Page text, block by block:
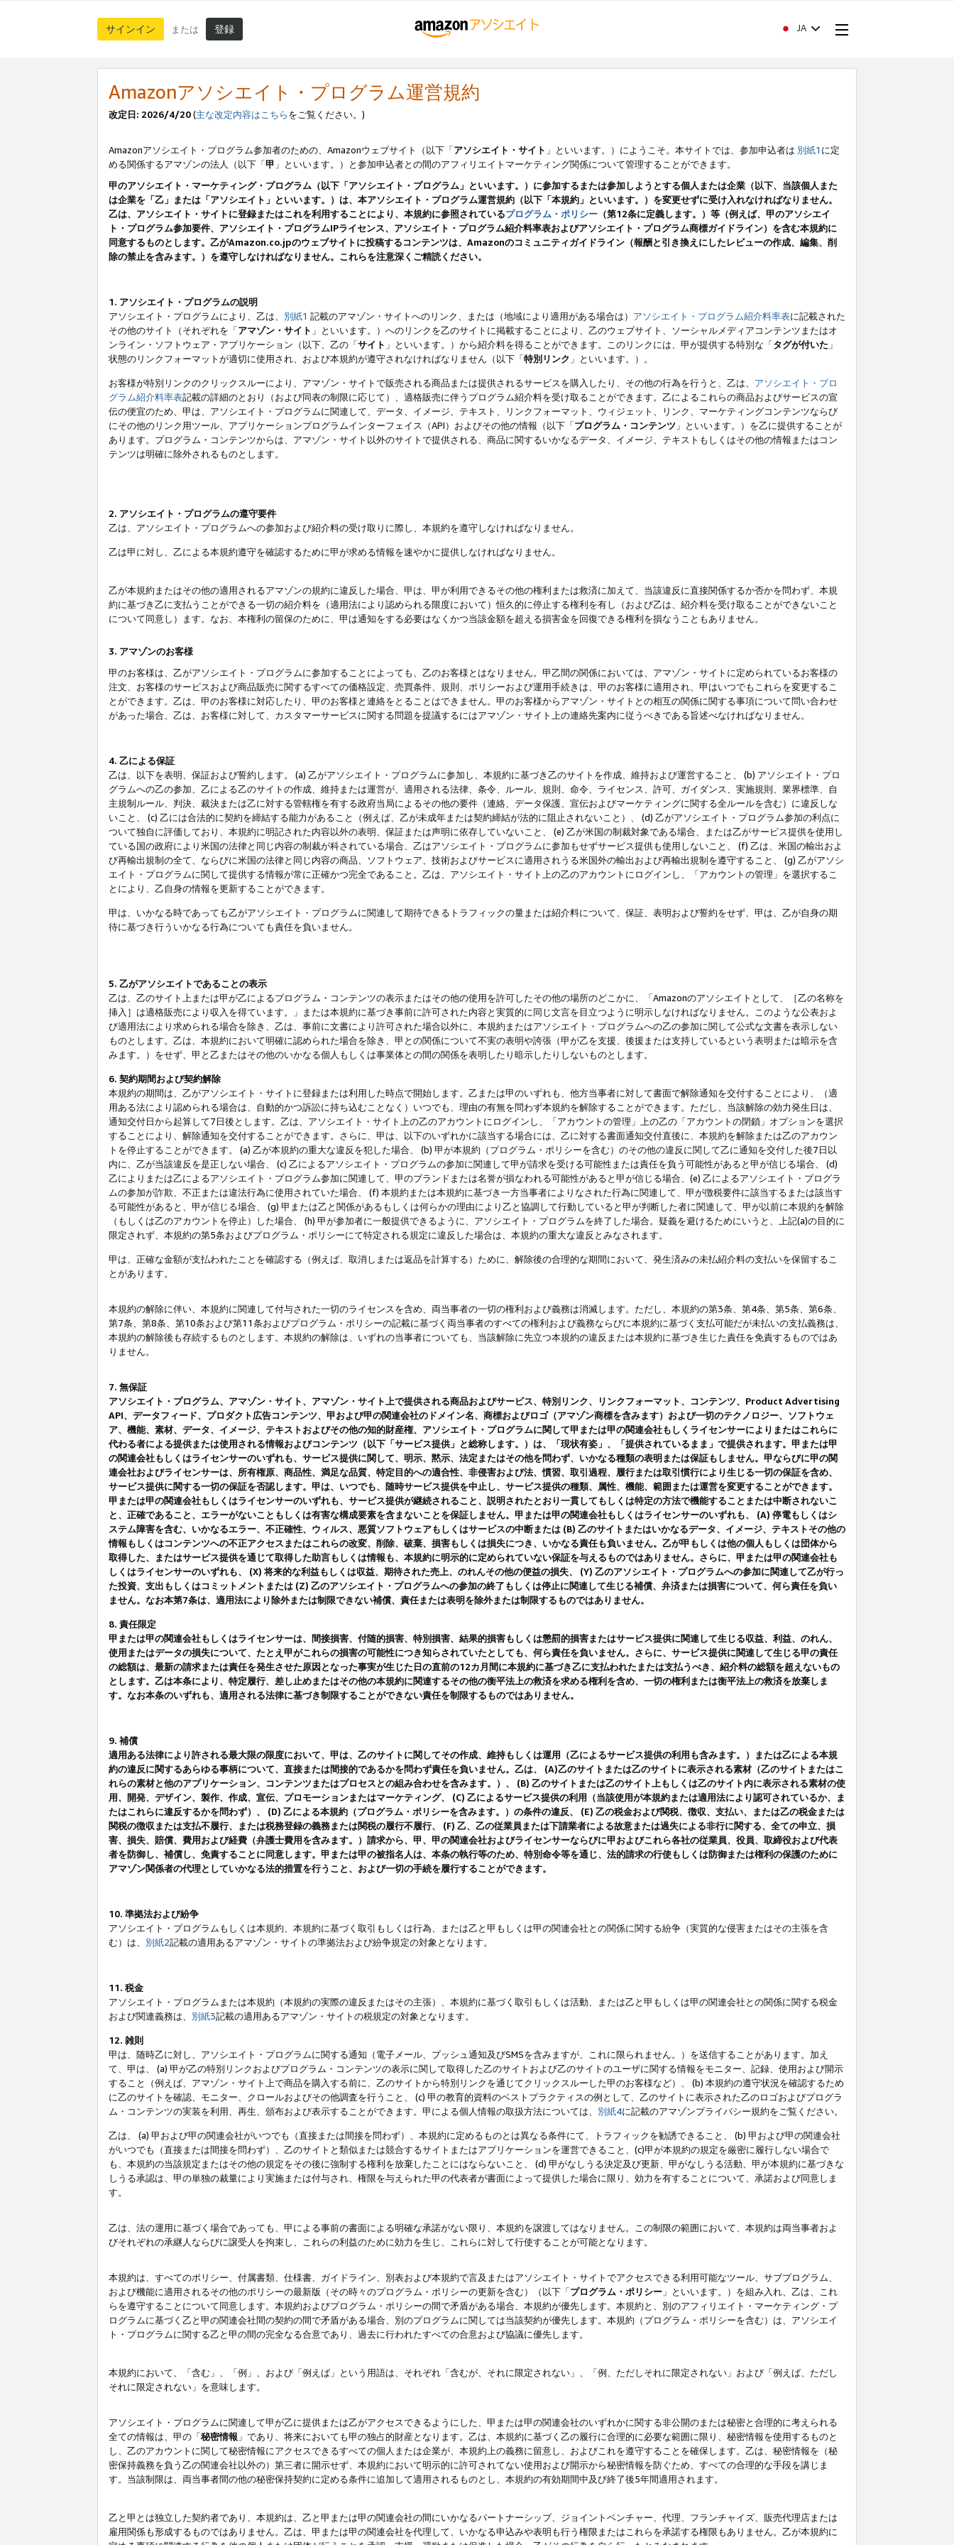
サインイン または 登録 JA
Amazonアソシエイト・プログラム運営規約
改定日: 2026/4/20(主な改定内容はこちらをご覧ください。)
Amazonアソシエイト・プログラム参加者のための、Amazonウェブサイト（以下「アソシエイト・サイト 」といいます。）にようこそ。本サイトでは、参加申込者は 別紙1 に定
める関係するアマゾンの法人（以下「甲 」といいます。）と参加申込者との間のアフィリエイトマーケティング関係について管理することができます。
甲のアソシエイト・マーケティング・プログラム（以下「アソシエイト・プログラム」といいます。）に参加するまたは参加しようとする個人または企業（以下、当該個人また
は企業を「乙」または「アソシエイト」といいます。）は、本アソシエイト・プログラム運営規約（以下「本規約」といいます。）を変更せずに受け入れなければなりません。
乙は、アソシエイト・サイトに登録またはこれを利用することにより、本規約に参照されているプログラム・ポリシー （第12条に定義します。）等（例えば、甲のアソシエイ
ト・プログラム参加要件、アソシエイト・プログラムIPライセンス、アソシエイト・プログラム紹介料率表およびアソシエイト・プログラム商標ガイドライン）を含む本規約に
同意するものとします。乙がAmazon.co.jpのウェブサイトに投稿するコンテンツは、Amazonのコミュニティガイドライン（報酬と引き換えにしたレビューの作成、編集、削
除の禁止を含みます。）を遵守しなければなりません。これらを注意深くご精読ください。
1. アソシエイト・プログラムの説明
アソシエイト・プログラムにより、乙は、 別紙1 記載のアマゾン・サイトへのリンク、または（地域により適用がある場合は） アソシエイト・プログラム紹介料率表に記載された
その他のサイト（それぞれを「アマゾン・サイト 」といいます。）へのリンクを乙のサイトに掲載することにより、乙のウェブサイト、ソーシャルメディアコンテンツまたはオ
ンライン・ソフトウェア・アプリケーション（以下、乙の「サイト 」といいます。）から紹介料を得ることができます。このリンクには、甲が提供する特別な「タグが付いた 」
状態のリンクフォーマットが適切に使用され、および本規約が遵守されなければなりません（以下「特別リンク 」といいます。）。
お客様が特別リンクのクリックスルーにより、アマゾン・サイトで販売される商品または提供されるサービスを購入したり、その他の行為を行うと、乙は、 アソシエイト・プロ
グラム紹介料率表記載の詳細のとおり（および同表の制限に応じて）、適格販売に伴うプログラム紹介料を受け取ることができます。乙によるこれらの商品およびサービスの宣
伝の便宜のため、甲は、アソシエイト・プログラムに関連して、データ、イメージ、テキスト、リンクフォーマット、ウィジェット、リンク、マーケティングコンテンツならび
にその他のリンク用ツール、アプリケーションプログラムインターフェイス（API）およびその他の情報（以下「プログラム・コンテンツ 」といいます。）を乙に提供することが
あります。プログラム・コンテンツからは、アマゾン・サイト以外のサイトで提供される、商品に関するいかなるデータ、イメージ、テキストもしくはその他の情報またはコン
テンツは明確に除外されるものとします。
2. アソシエイト・プログラムの遵守要件
乙は、アソシエイト・プログラムへの参加および紹介料の受け取りに際し、本規約を遵守しなければなりません。
乙は甲に対し、乙による本規約遵守を確認するために甲が求める情報を速やかに提供しなければなりません。
乙が本規約またはその他の適用されるアマゾンの規約に違反した場合、甲は、甲が利用できるその他の権利または救済に加えて、当該違反に直接関係するか否かを問わず、本規
約に基づき乙に支払うことができる一切の紹介料を（適用法により認められる限度において）恒久的に停止する権利を有し（および乙は、紹介料を受け取ることができないこと
について同意し）ます。なお、本権利の留保のために、甲は通知をする必要はなくかつ当該金額を超える損害金を回復できる権利を損なうこともありません。
3. アマゾンのお客様
甲のお客様は、乙がアソシエイト・プログラムに参加することによっても、乙のお客様とはなりません。甲乙間の関係においては、アマゾン・サイトに定められているお客様の
注文、お客様のサービスおよび商品販売に関するすべての価格設定、売買条件、規則、ポリシーおよび運用手続きは、甲のお客様に適用され、甲はいつでもこれらを変更するこ
とができます。乙は、甲のお客様に対応したり、甲のお客様と連絡をとることはできません。甲のお客様からアマゾン・サイトとの相互の関係に関する事項について問い合わせ
があった場合、乙は、お客様に対して、カスタマーサービスに関する問題を提議するにはアマゾン・サイト上の連絡先案内に従うべきである旨述べなければなりません。
4. 乙による保証
乙は、以下を表明、保証および誓約します。 (a) 乙がアソシエイト・プログラムに参加し、本規約に基づき乙のサイトを作成、維持および運営すること、 (b) アソシエイト・プロ
グラムへの乙の参加、乙による乙のサイトの作成、維持または運営が、適用される法律、条令、ルール、規則、命令、ライセンス、許可、ガイダンス、実施規則、業界標準、自
主規制ルール、判決、裁決または乙に対する管轄権を有する政府当局によるその他の要件（連絡、データ保護、宣伝およびマーケティングに関する全ルールを含む）に違反しな
いこと、 (c) 乙には合法的に契約を締結する能力があること（例えば、乙が未成年または契約締結が法的に阻止されないこと）、 (d) 乙がアソシエイト・プログラム参加の利点に
ついて独自に評価しており、本規約に明記された内容以外の表明、保証または声明に依存していないこと、 (e) 乙が米国の制裁対象である場合、または乙がサービス提供を使用し
ている国の政府により米国の法律と同じ内容の制裁が科されている場合、乙はアソシエイト・プログラムに参加もせずサービス提供も使用しないこと、 (f) 乙は、米国の輸出およ
び再輸出規制の全て、ならびに米国の法律と同じ内容の商品、ソフトウェア、技術およびサービスに適用されうる米国外の輸出および再輸出規制を遵守すること、 (g) 乙がアソシ
エイト・プログラムに関して提供する情報が常に正確かつ完全であること。乙は、アソシエイト・サイト上の乙のアカウントにログインし、「アカウントの管理」を選択するこ
とにより、乙自身の情報を更新することができます。
甲は、いかなる時であっても乙がアソシエイト・プログラムに関連して期待できるトラフィックの量または紹介料について、保証、表明および誓約をせず、甲は、乙が自身の期
待に基づき行ういかなる行為についても責任を負いません。
5. 乙がアソシエイトであることの表示
乙は、乙のサイト上または甲が乙によるプログラム・コンテンツの表示またはその他の使用を許可したその他の場所のどこかに、「Amazonのアソシエイトとして、［乙の名称を
挿入］は適格販売により収入を得ています。」または本規約に基づき事前に許可された内容と実質的に同じ文言を目立つように明示しなければなりません。このような公表およ
び適用法により求められる場合を除き、乙は、事前に文書により許可された場合以外に、本規約またはアソシエイト・プログラムへの乙の参加に関して公式な文書を表示しない
ものとします。乙は、本規約において明確に認められた場合を除き、甲との関係について不実の表明や誇張（甲が乙を支援、後援または支持しているという表明または暗示を含
みます。）をせず、甲と乙またはその他のいかなる個人もしくは事業体との間の関係を表明したり暗示したりしないものとします。
6. 契約期間および契約解除
本規約の期間は、乙がアソシエイト・サイトに登録または利用した時点で開始します。乙または甲のいずれも、他方当事者に対して書面で解除通知を交付することにより、（適
用ある法により認められる場合は、自動的かつ訴訟に持ち込むことなく）いつでも、理由の有無を問わず本規約を解除することができます。ただし、当該解除の効力発生日は、
通知交付日から起算して7日後とします。乙は、アソシエイト・サイト上の乙のアカウントにログインし、「アカウントの管理」上の乙の「アカウントの閉鎖」オプションを選択
することにより、解除通知を交付することができます。さらに、甲は、以下のいずれかに該当する場合には、乙に対する書面通知交付直後に、本規約を解除または乙のアカウン
トを停止することができます。 (a) 乙が本規約の重大な違反を犯した場合、 (b) 甲が本規約（プログラム・ポリシーを含む）のその他の違反に関して乙に通知を交付した後7日以
内に、乙が当該違反を是正しない場合、 (c) 乙によるアソシエイト・プログラムの参加に関連して甲が請求を受ける可能性または責任を負う可能性があると甲が信じる場合、 (d)
乙によりまたは乙によるアソシエイト・プログラム参加に関連して、甲のブランドまたは名誉が損なわれる可能性があると甲が信じる場合、(e) 乙によるアソシエイト・プログラ
ムの参加が詐欺、不正または違法行為に使用されていた場合、 (f) 本規約または本規約に基づき一方当事者によりなされた行為に関連して、甲が徴税要件に該当するまたは該当す
る可能性があると、甲が信じる場合、 (g) 甲または乙と関係があるもしくは何らかの理由により乙と協調して行動していると甲が判断した者に関連して、甲が以前に本規約を解除
（もしくは乙のアカウントを停止）した場合、 (h) 甲が参加者に一般提供できるように、アソシエイト・プログラムを終了した場合。疑義を避けるためにいうと、上記(a)の目的に
限定されず、本規約の第5条およびプログラム・ポリシーにて特定される規定に違反した場合は、本規約の重大な違反とみなされます。
甲は、正確な金額が支払われたことを確認する（例えば、取消しまたは返品を計算する）ために、解除後の合理的な期間において、発生済みの未払紹介料の支払いを保留するこ
とがあります。
本規約の解除に伴い、本規約に関連して付与された一切のライセンスを含め、両当事者の一切の権利および義務は消滅します。ただし、本規約の第3条、第4条、第5条、第6条、
第7条、第8条、第10条および第11条およびプログラム・ポリシーの記載に基づく両当事者のすべての権利および義務ならびに本規約に基づく支払可能だが未払いの支払義務は、
本規約の解除後も存続するものとします。本規約の解除は、いずれの当事者についても、当該解除に先立つ本規約の違反または本規約に基づき生じた責任を免責するものではあ
りません。
7. 無保証
アソシエイト・プログラム、アマゾン・サイト、アマゾン・サイト上で提供される商品およびサービス、特別リンク、リンクフォーマット、コンテンツ、Product Advertising
API、データフィード、プロダクト広告コンテンツ、甲および甲の関連会社のドメイン名、商標およびロゴ（アマゾン商標を含みます）および一切のテクノロジー、ソフトウェ
ア、機能、素材、データ、イメージ、テキストおよびその他の知的財産権、アソシエイト・プログラムに関して甲または甲の関連会社もしくライセンサーによりまたはこれらに
代わる者による提供または使用される情報およびコンテンツ（以下「サービス提供」と総称します。）は、「現状有姿」、「提供されているまま」で提供されます。甲または甲
の関連会社もしくはライセンサーのいずれも、サービス提供に関して、明示、黙示、法定またはその他を問わず、いかなる種類の表明または保証もしません。甲ならびに甲の関
連会社およびライセンサーは、所有権原、商品性、満足な品質、特定目的への適合性、非侵害および法、慣習、取引過程、履行または取引慣行により生じる一切の保証を含め、
サービス提供に関する一切の保証を否認します。甲は、いつでも、随時サービス提供を中止し、サービス提供の種類、属性、機能、範囲または運営を変更することができます。
甲または甲の関連会社もしくはライセンサーのいずれも、サービス提供が継続されること、説明されたとおり一貫してもしくは特定の方法で機能することまたは中断されないこ
と、正確であること、エラーがないこともしくは有害な構成要素を含まないことを保証しません。甲または甲の関連会社もしくはライセンサーのいずれも、 (A) 停電もしくはシ
ステム障害を含む、いかなるエラー、不正確性、ウィルス、悪質ソフトウェアもしくはサービスの中断または (B) 乙のサイトまたはいかなるデータ、イメージ、テキストその他の
情報もしくはコンテンツへの不正アクセスまたはこれらの改変、削除、破棄、損害もしくは損失につき、いかなる責任も負いません。乙が甲もしくは他の個人もしくは団体から
取得した、またはサービス提供を通じて取得した助言もしくは情報も、本規約に明示的に定められていない保証を与えるものではありません。さらに、甲または甲の関連会社も
しくはライセンサーのいずれも、 (X) 将来的な利益もしくは収益、期待された売上、のれんその他の便益の損失、 (Y) 乙のアソシエイト・プログラムへの参加に関連して乙が行っ
た投資、支出もしくはコミットメントまたは (Z) 乙のアソシエイト・プログラムへの参加の終了もしくは停止に関連して生じる補償、弁済または損害について、何ら責任を負い
ません。なお本第7条は、適用法により除外または制限できない補償、責任または表明を除外または制限するものではありません。
8. 責任限定
甲または甲の関連会社もしくはライセンサーは、間接損害、付随的損害、特別損害、結果的損害もしくは懲罰的損害またはサービス提供に関連して生じる収益、利益、のれん、
使用またはデータの損失について、たとえ甲がこれらの損害の可能性につき知らされていたとしても、何ら責任を負いません。さらに、サービス提供に関連して生じる甲の責任
の総額は、最新の請求または責任を発生させた原因となった事実が生じた日の直前の12カ月間に本規約に基づき乙に支払われたまたは支払うべき、紹介料の総額を超えないもの
とします。乙は本条により、特定履行、差し止めまたはその他の本規約に関連するその他の衡平法上の救済を求める権利を含め、一切の権利または衡平法上の救済を放棄しま
す。なお本条のいずれも、適用される法律に基づき制限することができない責任を制限するものではありません。
9. 補償
適用ある法律により許される最大限の限度において、甲は、乙のサイトに関してその作成、維持もしくは運用（乙によるサービス提供の利用も含みます。）または乙による本規
約の違反に関するあらゆる事柄について、直接または間接的であるかを問わず責任を負いません。乙は、 (A)乙のサイトまたは乙のサイトに表示される素材（乙のサイトまたはこ
れらの素材と他のアプリケーション、コンテンツまたはプロセスとの組み合わせを含みます。）、 (B) 乙のサイトまたは乙のサイト上もしくは乙のサイト内に表示される素材の使
用、開発、デザイン、製作、作成、宣伝、プロモーションまたはマーケティング、 (C) 乙によるサービス提供の利用（当該使用が本規約または適用法により認可されているか、ま
たはこれらに違反するかを問わず）、 (D) 乙による本規約（プログラム・ポリシーを含みます。）の条件の違反、 (E) 乙の税金および関税、徴収、支払い、または乙の税金または
関税の徴収または支払不履行、または税務登録の義務または関税の履行不履行、 (F) 乙、乙の従業員または下請業者による故意または過失による非行に関する、全ての申立、損
害、損失、賠償、費用および経費（弁護士費用を含みます。）請求から、甲、甲の関連会社およびライセンサーならびに甲およびこれら各社の従業員、役員、取締役および代表
者を防御し、補償し、免責することに同意します。甲または甲の被指名人は、本条の執行等のため、特別命令等を通じ、法的請求の行使もしくは防御または権利の保護のために
アマゾン関係者の代理としていかなる法的措置を行うこと、および一切の手続を履行することができます。
10. 準拠法および紛争
アソシエイト・プログラムもしくは本規約、本規約に基づく取引もしくは行為、または乙と甲もしくは甲の関連会社との関係に関する紛争（実質的な侵害またはその主張を含
む）は、 別紙2記載の適用あるアマゾン・サイトの準拠法および紛争規定の対象となります。
11. 税金
アソシエイト・プログラムまたは本規約（本規約の実際の違反またはその主張）、本規約に基づく取引もしくは活動、または乙と甲もしくは甲の関連会社との関係に関する税金
および関連義務は、 別紙3記載の適用あるアマゾン・サイトの税規定の対象となります。
12. 雑則
甲は、随時乙に対し、アソシエイト・プログラムに関する通知（電子メール、プッシュ通知及びSMSを含みますが、これに限られません。）を送信することがあります。加え
て、甲は、 (a) 甲が乙の特別リンクおよびプログラム・コンテンツの表示に関して取得した乙のサイトおよび乙のサイトのユーザに関する情報をモニター、記録、使用および開示
すること（例えば、アマゾン・サイト上で商品を購入する前に、乙のサイトから特別リンクを通じてクリックスルーした甲のお客様など）、 (b) 本規約の遵守状況を確認するため
に乙のサイトを確認、モニター、クロールおよびその他調査を行うこと、 (c) 甲の教育的資料のベストプラクティスの例として、乙のサイトに表示された乙のロゴおよびプログラ
ム・コンテンツの実装を利用、再生、頒布および表示することができます。甲による個人情報の取扱方法については、 別紙4に記載のアマゾンプライバシー規約をご覧ください。
乙は、 (a) 甲および甲の関連会社がいつでも（直接または間接を問わず）、本規約に定めるものとは異なる条件にて、トラフィックを勧誘できること、 (b) 甲および甲の関連会社
がいつでも（直接または間接を問わず）、乙のサイトと類似または競合するサイトまたはアプリケーションを運営できること、(c)甲が本規約の規定を厳密に履行しない場合で
も、本規約の当該規定またはその他の規定をその後に強制する権利を放棄したことにはならないこと、 (d) 甲がなしうる決定及び更新、甲がなしうる活動、甲が本規約に基づきな
しうる承認は、甲の単独の裁量により実施または付与され、権限を与えられた甲の代表者が書面によって提供した場合に限り、効力を有することについて、承諾および同意しま
す。
乙は、法の運用に基づく場合であっても、甲による事前の書面による明確な承諾がない限り、本規約を譲渡してはなりません。この制限の範囲において、本規約は両当事者およ
びそれぞれの承継人ならびに譲受人を拘束し、これらの利益のために効力を生じ、これらに対して行使することが可能となります。
本規約は、すべてのポリシー、付属書類、仕様書、ガイドライン、別表および本規約で言及またはアソシエイト・サイトでアクセスできる利用可能なツール、サブプログラム、
および機能に適用されるその他のポリシーの最新版（その時々のプログラム・ポリシーの更新を含む）（以下「プログラム・ポリシー 」といいます。）を組み入れ、乙は、これ
らを遵守することについて同意します。本規約およびプログラム・ポリシーの間で矛盾がある場合、本規約が優先します。本規約と、別のアフィリエイト・マーケティング・プ
ログラムに基づく乙と甲の関連会社間の契約の間で矛盾がある場合、別のプログラムに関しては当該契約が優先します。本規約（プログラム・ポリシーを含む）は、アソシエイ
ト・プログラムに関する乙と甲の間の完全なる合意であり、過去に行われたすべての合意および協議に優先します。
本規約において、「含む」、「例」、および「例えば」という用語は、それぞれ「含むが、それに限定されない」、「例、ただしそれに限定されない」および「例えば、ただし
それに限定されない」を意味します。
アソシエイト・プログラムに関連して甲が乙に提供または乙がアクセスできるようにした、甲または甲の関連会社のいずれかに関する非公開のまたは秘密と合理的に考えられる
全ての情報は、甲の「秘密情報 」であり、将来においても甲の独占的財産となります。乙は、本規約に基づく乙の履行に合理的に必要な範囲に限り、秘密情報を使用するものと
し、乙のアカウントに関して秘密情報にアクセスできるすべての個人または企業が、本規約上の義務に留意し、およびこれを遵守することを確保します。乙は、秘密情報を（秘
密保持義務を負う乙の関連会社以外の）第三者に開示せず、本規約において明示的に許可されてない使用および開示から秘密情報を防ぐため、すべての合理的な手段を講じま
す。当該制限は、両当事者間の他の秘密保持契約に定める条件に追加して適用されるものとし、本規約の有効期間中及び終了後5年間適用されます。
乙と甲とは独立した契約者であり、本規約は、乙と甲または甲の関連会社の間にいかなるパートナーシップ、ジョイントベンチャー、代理、フランチャイズ、販売代理店または
雇用関係も形成するものではありません。乙は、甲または甲の関連会社を代理して、いかなる申込みや表明も行う権限またはこれらを承諾する権限もありません。乙が本規約に